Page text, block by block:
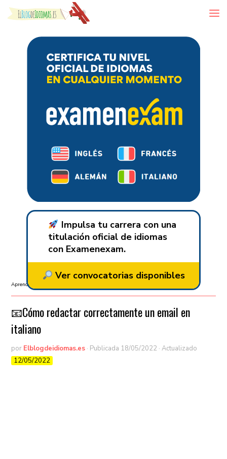
Skip to content
Impulsa tu carrera con una
titulación oficial de idiomas
con Examenexam.
Ver convocatorias disponibles
Aprender idiomas
📧​Cómo redactar correctamente un email en
italiano
por Elblogdeidiomas.es · Publicada 18/05/2022 · Actualizado
12/05/2022